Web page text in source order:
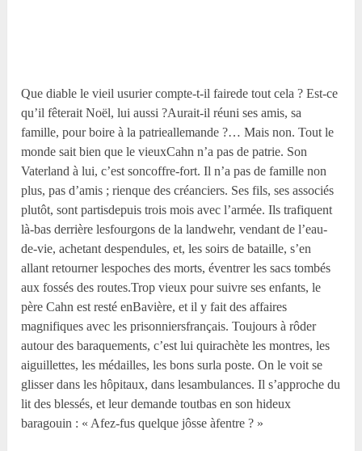
Que diable le vieil usurier compte-t-il fairede tout cela ? Est-ce
qu’il fêterait Noël, lui aussi ?Aurait-il réuni ses amis, sa
famille, pour boire à la patrieallemande ?… Mais non. Tout le
monde sait bien que le vieuxCahn n’a pas de patrie. Son
Vaterland à lui, c’est soncoffre-fort. Il n’a pas de famille non
plus, pas d’amis ; rienque des créanciers. Ses fils, ses associés
plutôt, sont partisdepuis trois mois avec l’armée. Ils trafiquent
là-bas derrière lesfourgons de la landwehr, vendant de l’eau-
de-vie, achetant despendules, et, les soirs de bataille, s’en
allant retourner lespoches des morts, éventrer les sacs tombés
aux fossés des routes.Trop vieux pour suivre ses enfants, le
père Cahn est resté enBavière, et il y fait des affaires
magnifiques avec les prisonniersfrançais. Toujours à rôder
autour des baraquements, c’est lui quirachète les montres, les
aiguillettes, les médailles, les bons surla poste. On le voit se
glisser dans les hôpitaux, dans lesambulances. Il s’approche du
lit des blessés, et leur demande toutbas en son hideux
baragouin : « Afez-fus quelque jôsse àfentre ? »